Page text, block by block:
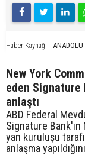
Haber Kaynağı
New York
eden Signature
anlaştı
ABD Federal
Signature Bank'ın
yan kuruluşu
anlaşma